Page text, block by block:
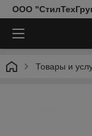
ООО
Товары и